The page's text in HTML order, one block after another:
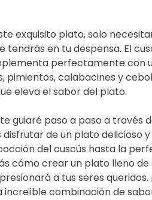
exquisito plato, solo
tendrás en tu despensa. El
perfectamente con
pimientos, calabacines y
eleva el sabor del plato.
guiaré paso a paso a través
disfrutar de un plato delicioso
del cuscús hasta la
cómo crear un plato lleno
a tus seres
increíble combinación de